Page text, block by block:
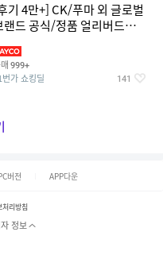
기 4만+] CK/푸마 외 글로벌
랜드 공식/정품 얼리버드
999+
번가 쇼킹딜 141
버전 APP다운
처리방침
정보